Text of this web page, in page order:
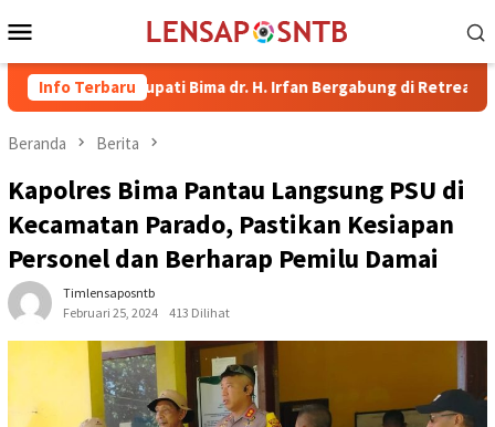
ke
Mobile
Info Terbaru
Bupati Bima dr. H. Irfan Bergabung di Retreat Magelang
Beranda Berita
Kapolres Bima Pantau Langsung PSU di
Kecamatan Parado, Pastikan Kesiapan
Personel dan Berharap Pemilu Damai
Timlensaposntb
Februari 25, 2024
413 Dilihat